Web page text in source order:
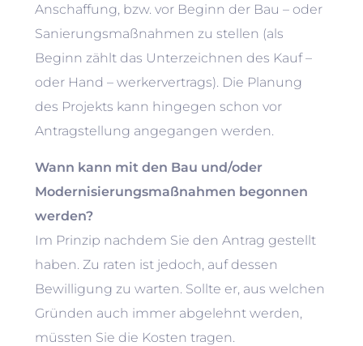
Anschaffung, bzw. vor Beginn der Bau – oder
Sanierungsmaßnahmen zu stellen (als
Beginn zählt das Unterzeichnen des Kauf –
oder Hand – werkervertrags). Die Planung
des Projekts kann hingegen schon vor
Antragstellung angegangen werden.
Wann kann mit den Bau und/oder
Modernisierungsmaßnahmen begonnen
werden?
Im Prinzip nachdem Sie den Antrag gestellt
haben. Zu raten ist jedoch, auf dessen
Bewilligung zu warten. Sollte er, aus welchen
Gründen auch immer abgelehnt werden,
müssten Sie die Kosten tragen.